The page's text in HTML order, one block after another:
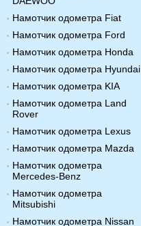
Намотчик одометра Fiat
Намотчик одометра Ford
Намотчик одометра Honda
Намотчик одометра Hyundai
Намотчик одометра KIA
Намотчик одометра Land
Rover
Намотчик одометра Lexus
Намотчик одометра Mazda
Намотчик одометра
Mercedes-Benz
Намотчик одометра
Mitsubishi
Намотчик одометра Nissan